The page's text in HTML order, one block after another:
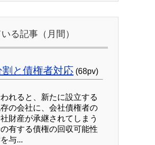
る記事（月間）
割と債権者対応 (68pv)
れると、新たに設立する
の会社に、会社債権者の
財産が承継されてしまう
有する債権の回収可能性
与...